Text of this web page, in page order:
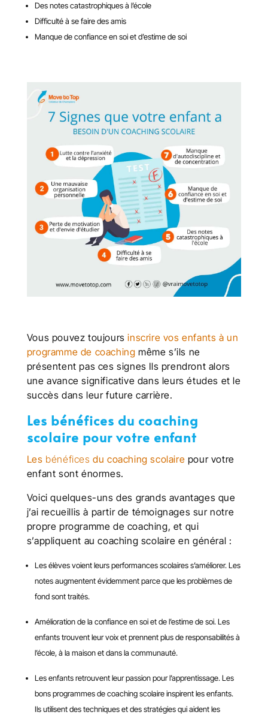
Des notes catastrophiques à l’école
Difficulté à se faire des amis
Manque de confiance en soi et d’estime de soi
Vous pouvez toujoursinscrire vos enfants à un
programme de coaching même s’ils ne
présentent pas ces signes Ils prendront alors
une avance significative dans leurs études et le
succès dans leur future carrière.
Les bénéfices du coaching
scolaire pour votre enfant
Les bénéficesdu coaching scolaire pour votre
enfant sont énormes.
Voici quelques-uns des grands avantages que
j’ai recueillis à partir de témoignages sur notre
propre programme de coaching, et qui
s’appliquent au coaching scolaire en général :
Les élèves voient leurs performances scolaires s’améliorer. Les
notes augmentent évidemment parce que les problèmes de
fond sont traités.
Amélioration de la confiance en soi et de l’estime de soi. Les
enfants trouvent leur voix et prennent plus de responsabilités à
l’école, à la maison et dans la communauté.
Les enfants retrouvent leur passion pour l’apprentissage. Les
bons programmes de coaching scolaire inspirent les enfants.
Ils utilisent des techniques et des stratégies qui aident les